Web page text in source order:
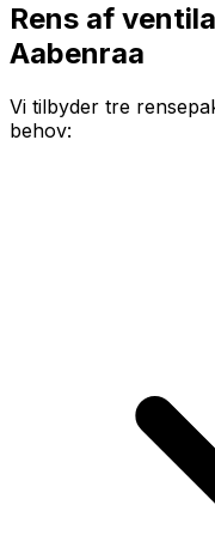
Rens af
Aabenraa
Vi tilbyder tre
behov: